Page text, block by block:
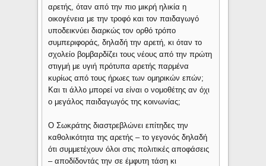
αρετής, όταν από την πιο μικρή ηλικία η
οικογένεια με την τροφό και τον παιδαγωγό
υποδεικνύει διαρκώς τον ορθό τρόπο
συμπεριφοράς, δηλαδή την αρετή, κι όταν το
σχολείο βομβαρδίζει τους νέους από την πρώτη
στιγμή με υγιή πρότυπα αρετής παρμένα
κυρίως από τους ήρωες των ομηρικών επών;
Και τι άλλο μπορεί να είναι ο νομοθέτης αν όχι
ο μεγάλος παιδαγωγός της κοινωνίας;
Ο Σωκράτης διαστρεβλώνει επίτηδες την
καθολικότητα της αρετής – το γεγονός δηλαδή
ότι συμμετέχουν όλοι στις πολιτικές αποφάσεις
– αποδίδοντάς την σε έμφυτη τάση κι